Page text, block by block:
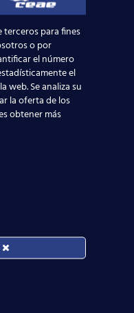
las rutas más
más pasajeros
terceros para fines
o por
el número
el
web. Se analiza su
la oferta de los
obtener más